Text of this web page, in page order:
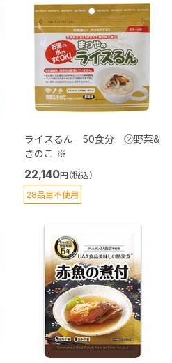
ライスるん 50食分 ②野菜&
きのこ ※
22,140円（税込）
28品目不使用